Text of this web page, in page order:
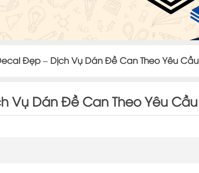
Đẹp – Dịch Vụ Dán Đề Can Theo Yêu Cầu
Vụ Dán Đề Can Theo Yêu Cầu